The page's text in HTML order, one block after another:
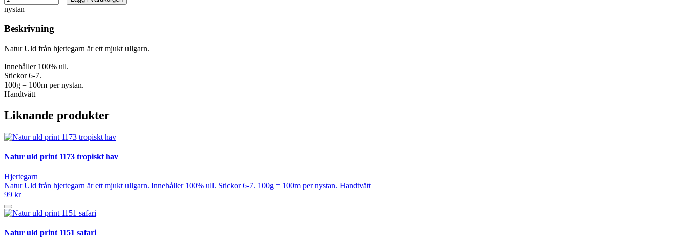
nystan
Beskrivning
Natur Uld från hjertegarn är ett mjukt ullgarn.
Innehåller 100% ull.
Stickor 6-7.
100g = 100m per nystan.
Handtvätt
Liknande produkter
Natur uld print 1173 tropiskt hav
Hjertegarn
Natur Uld från hjertegarn är ett mjukt ullgarn. Innehåller 100% ull. Stickor 6-7. 100g = 100m per nystan. Handtvätt
99 kr
Natur uld print 1151 safari